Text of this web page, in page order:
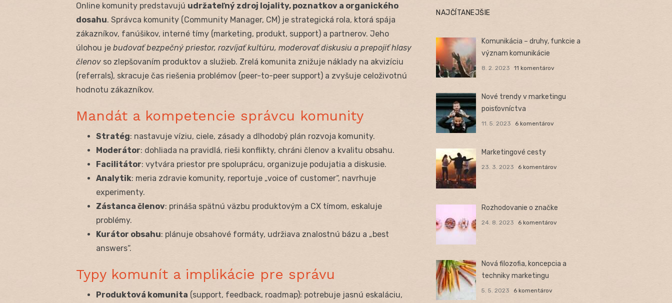
Online komunity predstavujú udržateľný zdroj lojality, poznatkov a organického
dosahu. Správca komunity (Community Manager, CM) je strategická rola, ktorá spája
zákazníkov, fanúšikov, interné tímy (marketing, produkt, support) a partnerov. Jeho
úlohou je budovať bezpečný priestor, rozvíjať kultúru, moderovať diskusiu a prepojiť hlasy
členov so zlepšovaním produktov a služieb. Zrelá komunita znižuje náklady na akvizíciu
(referrals), skracuje čas riešenia problémov (peer-to-peer support) a zvyšuje celoživotnú
hodnotu zákazníkov.
Mandát a kompetencie správcu komunity
Stratég: nastavuje víziu, ciele, zásady a dlhodobý plán rozvoja komunity.
Moderátor: dohliada na pravidlá, rieši konflikty, chráni členov a kvalitu obsahu.
Facilitátor: vytvára priestor pre spoluprácu, organizuje podujatia a diskusie.
Analytik: meria zdravie komunity, reportuje „voice of customer“, navrhuje
experimenty.
Zástanca členov: prináša spätnú väzbu produktovým a CX tímom, eskaluje
problémy.
Kurátor obsahu: plánuje obsahové formáty, udržiava znalostnú bázu a „best
answers“.
Typy komunít a implikácie pre správu
Produktová komunita (support, feedback, roadmap): potrebuje jasnú eskaláciu,
NAJČÍTANEJŠIE
Komunikácia – druhy, funkcie a
význam komunikácie
8. 2. 2023 11 komentárov
Nové trendy v marketingu
poisťovníctva
11. 5. 2023 6 komentárov
Marketingové cesty
23. 3. 2023 6 komentárov
Rozhodovanie o značke
24. 8. 2023 6 komentárov
Nová filozofia, koncepcia a
techniky marketingu
5. 5. 2023 6 komentárov